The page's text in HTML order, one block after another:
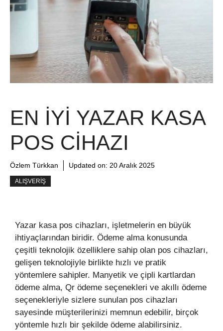
EN İYI YAZAR KASA
POS CIHAZI
Özlem Türkkan Updated on: 20 Aralık 2025
ALIŞVERIŞ
Yazar kasa pos cihazları, işletmelerin en büyük
ihtiyaçlarından biridir. Ödeme alma konusunda
çeşitli teknolojik özelliklere sahip olan pos cihazları,
gelişen teknolojiyle birlikte hızlı ve pratik
yöntemlere sahipler. Manyetik ve çipli kartlardan
ödeme alma, Qr ödeme seçenekleri ve akıllı ödeme
seçenekleriyle sizlere sunulan pos cihazları
sayesinde müşterilerinizi memnun edebilir, birçok
yöntemle hızlı bir şekilde ödeme alabilirsiniz.